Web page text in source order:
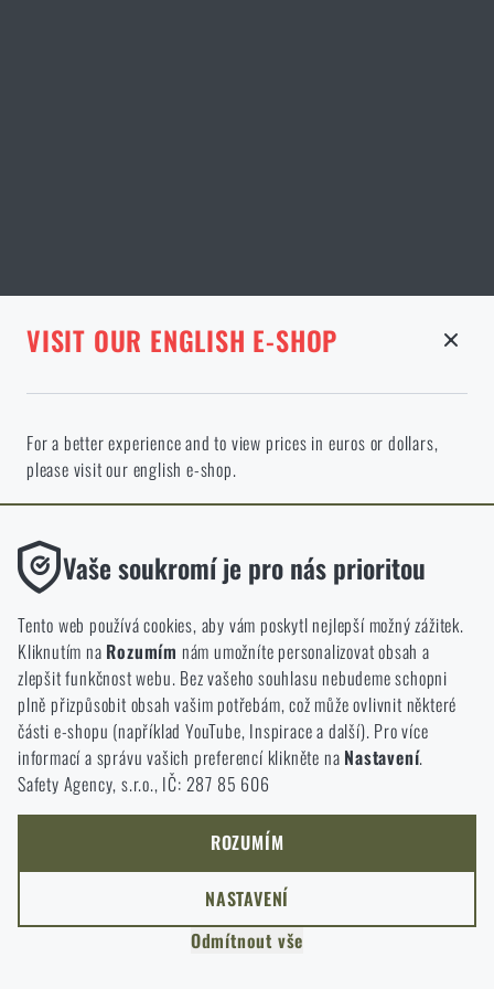
STRÁNKA V DANÉM JAZYCE NEEXISTUJE
Ve vámi vybraném jazyce stránka neexistuje. Můžete tedy zůstat
zde, nebo přejít na hlavní stránku cílového jazyka. Jakou možnost
si vyberete?
ZŮSTANU TADY
PŘEJÍT DO KOŠÍKU
ODEJÍT
ROZUMÍM, POKRAČOVAT
VISIT OUR ENGLISH E-SHOP
For a better experience and to view prices in euros or dollars,
please visit our english e-shop.
I WILL STAY HERE
GO TO RIGAD.COM
Vaše soukromí je pro nás prioritou
Tento web používá cookies, aby vám poskytl nejlepší možný zážitek.
Kliknutím na Rozumím nám umožníte personalizovat obsah a
zlepšit funkčnost webu. Bez vašeho souhlasu nebudeme schopni
plně přizpůsobit obsah vašim potřebám, což může ovlivnit některé
části e-shopu (například YouTube, Inspirace a další). Pro více
informací a správu vašich preferencí klikněte na Nastavení.
Safety Agency, s.r.o., IČ: 287 85 606
Funkční
Bez nich by náš web vůbec nefungoval. U těchto cookies není
možné zakázat jejich ukládání.
Analytické
Do těchto cookies se anonymně ukládá, jakým způsobem
procházíte a používáte náš web. Pomáhají nám lépe chápat, co
se našim zákazníkům líbí a kterým směrem se máme ubírat.
Marketingové
Tyto cookies nám pomáhají optimalizovat reklamu směřující na
náš e-shop, aby byla co nejvíce efektivní a náš obchod se mohl
neustále rozvíjet a zlepšovat.
Díky těmto cookies dokážeme reklamu personalizovat a nabízet
ROZUMÍM
NASTAVENÍ
Odmítnout vše